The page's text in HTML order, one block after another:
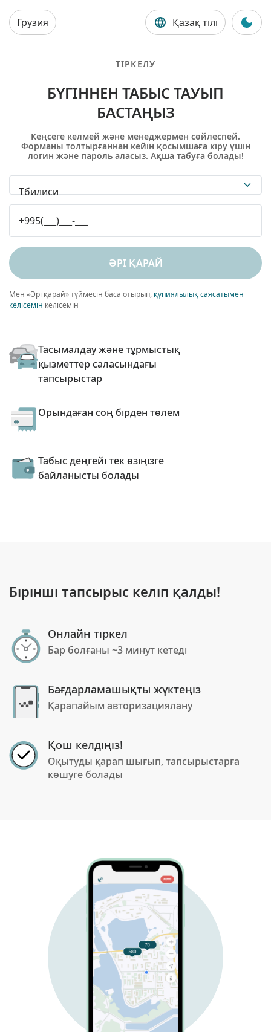
Грузия Қазақ тілі
ТІРКЕЛУ
БҮГІННЕН ТАБЫС ТАУЫП
БАСТАҢЫЗ
Кеңсеге келмей және менеджермен сөйлеспей.
Форманы толтырғаннан кейін қосымшаға кіру үшін
логин және пароль аласыз. Ақша табуға болады!
Тбилиси
ӘРІ ҚАРАЙ
Мен «Әрі қарай» түймесін баса отырып, құпиялылық саясатымен
келісемін келісемін
Тасымалдау және тұрмыстық
қызметтер саласындағы
тапсырыстар
Орындаған соң бірден төлем
Табыс деңгейі тек өзіңізге
байланысты болады
Бірінші тапсырыс келіп қалды!
Онлайн тіркел
Бар болғаны ~3 минут кетеді
Бағдарламашықты жүктеңіз
Қарапайым авторизациялану
Қош келдіңіз!
Оқытуды қарап шығып, тапсырыстарға
көшуге болады